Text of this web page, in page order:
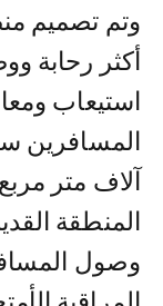
وتم تصميم
أكثر رحابة
آلاف متر